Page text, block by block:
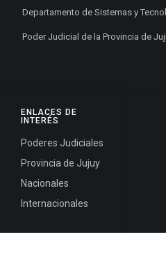
ENLACES DE
INTERÉS
Poderes Judiciales
Provincia de Jujuy
Nacionales
Internacionales
Departamento de Sistemas y
Poder Judicial de la Provincia de